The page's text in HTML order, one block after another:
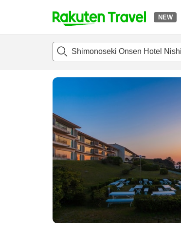
NEW
t
p
a
e
s
e
a
r
c
h
แนะนำที่พักห้องพักและแพลนพักรีวิวสิ่่งอำน